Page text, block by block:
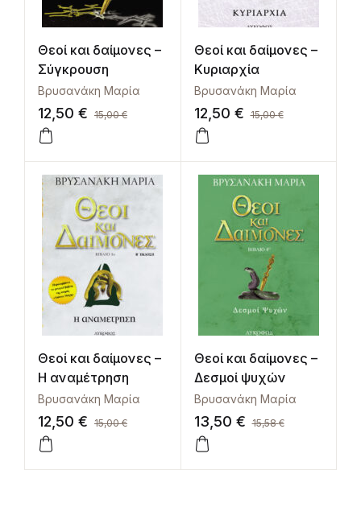
Θεοί και δαίμονες –
Σύγκρουση
Βρυσανάκη Μαρία
12,50 € 15,00€
Θεοί και δαίμονες –
Κυριαρχία
Βρυσανάκη Μαρία
12,50 € 15,00€
Θεοί και δαίμονες –
Η αναμέτρηση
Βρυσανάκη Μαρία
12,50 € 15,00€
Θεοί και δαίμονες –
Δεσμοί ψυχών
Βρυσανάκη Μαρία
13,50 € 15,58€